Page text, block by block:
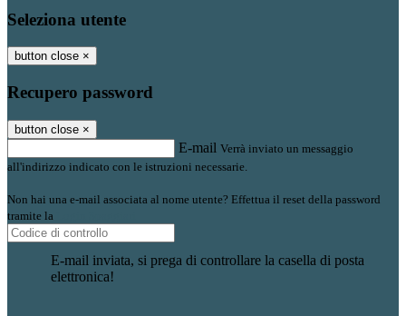
Seleziona utente
button close ×
Recupero password
button close ×
E-mail Verrà inviato un messaggio
all'indirizzo indicato con le istruzioni necessarie.
Non hai una e-mail associata al nome utente? Effettua il reset della password
tramite la
E-mail inviata, si prega di controllare la casella di posta
elettronica!